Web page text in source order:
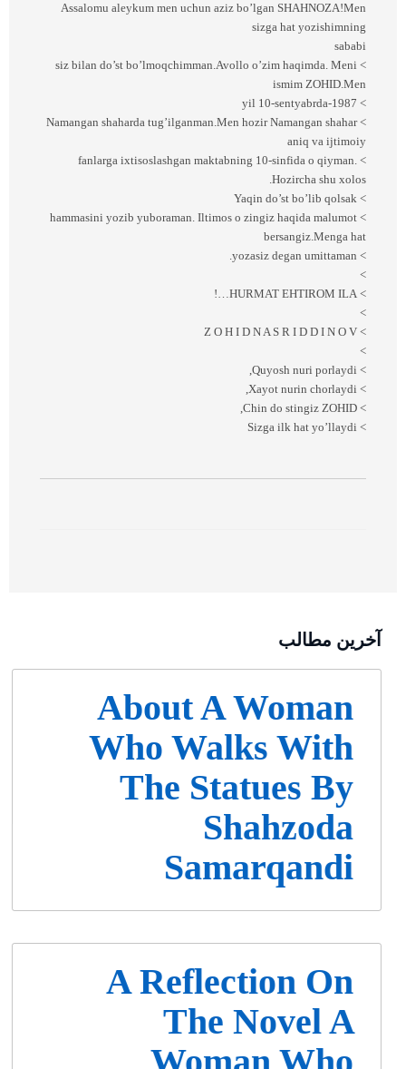
Assalomu aleykum men uchun aziz bo’lgan SHAHNOZA!Men
sizga hat yozishimning
sababi
> siz bilan do’st bo’lmoqchimman.Avollo o’zim haqimda. Meni
ismim ZOHID.Men
> 1987-yil 10-sentyabrda
> Namangan shaharda tug’ilganman.Men hozir Namangan shahar
aniq va ijtimoiy
> fanlarga ixtisoslashgan maktabning 10-sinfida o qiyman.
Hozircha shu xolos.
> Yaqin do’st bo’lib qolsak
> hammasini yozib yuboraman. Iltimos o zingiz haqida malumot
bersangiz.Menga hat
> yozasiz degan umittaman.
>
> HURMAT EHTIROM ILA…!
>
> Z O H I D N A S R I D D I N O V
>
> Quyosh nuri porlaydi,
> Xayot nurin chorlaydi,
> Chin do stingiz ZOHID,
> Sizga ilk hat yo’llaydi
آخرین مطالب
About A Woman
Who Walks With
The Statues By
Shahzoda
Samarqandi
A Reflection On
The Novel A